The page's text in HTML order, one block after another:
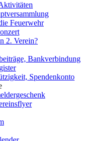
Feuerwehr
2. Verein?
Bankverbindung
Spendenkonto